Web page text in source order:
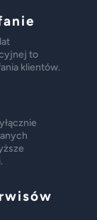
to
klientów.